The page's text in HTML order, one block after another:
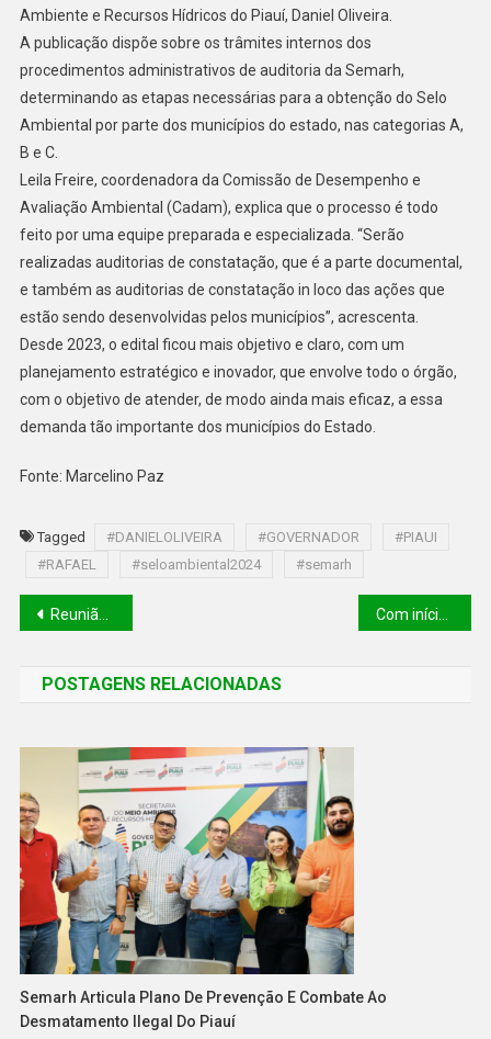
Ambiente e Recursos Hídricos do Piauí, Daniel Oliveira.
A publicação dispõe sobre os trâmites internos dos
procedimentos administrativos de auditoria da Semarh,
determinando as etapas necessárias para a obtenção do Selo
Ambiental por parte dos municípios do estado, nas categorias A,
B e C.
Leila Freire, coordenadora da Comissão de Desempenho e
Avaliação Ambiental (Cadam), explica que o processo é todo
feito por uma equipe preparada e especializada. “Serão
realizadas auditorias de constatação, que é a parte documental,
e também as auditorias de constatação in loco das ações que
estão sendo desenvolvidas pelos municípios”, acrescenta.
Desde 2023, o edital ficou mais objetivo e claro, com um
planejamento estratégico e inovador, que envolve todo o órgão,
com o objetivo de atender, de modo ainda mais eficaz, a essa
demanda tão importante dos municípios do Estado.
Fonte: Marcelino Paz
Tagged #DANIELOLIVEIRA #GOVERNADOR
#PIAUI
#RAFAEL
#seloambiental2024 #semarh
Reunião técnica analisa os estudos para a concessão dos serviços de água e esgoto no Piauí Com início nesta quarta-feira (24), Semana Pedagógica da Seduc prepara ano letivo de 2024
POSTAGENS RELACIONADAS
Semarh Articula Plano De Prevenção E Combate Ao
Desmatamento Ilegal Do Piauí